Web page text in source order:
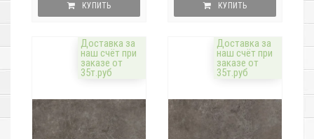
КУПИТЬ КУПИТЬ
Доставка за
наш счёт при
заказе от
35т.руб
Доставка за
наш счёт при
заказе от
35т.руб